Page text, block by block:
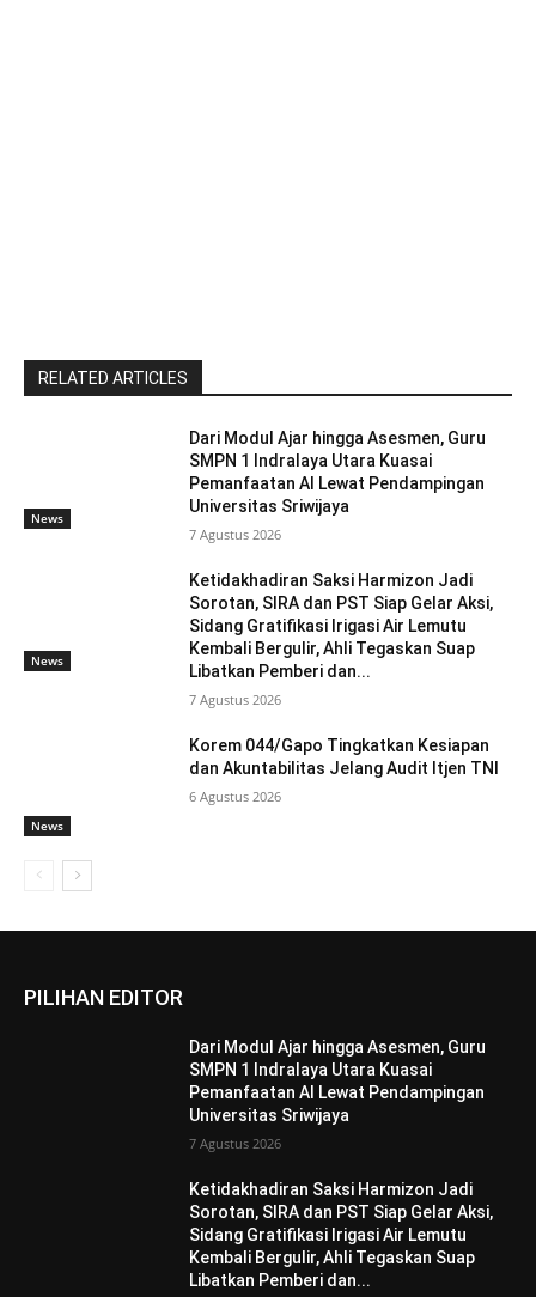
RELATED ARTICLES
News
Dari Modul Ajar hingga Asesmen, Guru
SMPN 1 Indralaya Utara Kuasai
Pemanfaatan AI Lewat Pendampingan
Universitas Sriwijaya
7 Agustus 2026
News
Ketidakhadiran Saksi Harmizon Jadi
Sorotan, SIRA dan PST Siap Gelar Aksi,
Sidang Gratifikasi Irigasi Air Lemutu
Kembali Bergulir, Ahli Tegaskan Suap
Libatkan Pemberi dan...
7 Agustus 2026
News
Korem 044/Gapo Tingkatkan Kesiapan
dan Akuntabilitas Jelang Audit Itjen TNI
6 Agustus 2026
PILIHAN EDITOR
Dari Modul Ajar hingga Asesmen, Guru
SMPN 1 Indralaya Utara Kuasai
Pemanfaatan AI Lewat Pendampingan
Universitas Sriwijaya
7 Agustus 2026
Ketidakhadiran Saksi Harmizon Jadi
Sorotan, SIRA dan PST Siap Gelar Aksi,
Sidang Gratifikasi Irigasi Air Lemutu
Kembali Bergulir, Ahli Tegaskan Suap
Libatkan Pemberi dan...